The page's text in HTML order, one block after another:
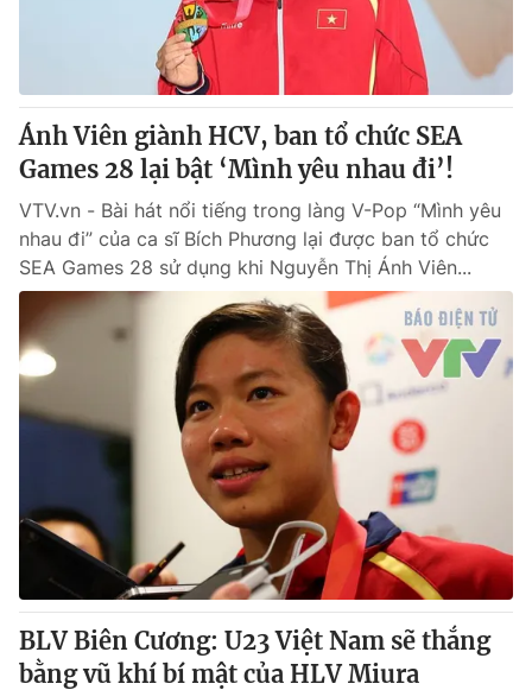
Tư vấn
Lịch phát sóng
Chuyên mục khác
Emagazine Podcast
Photo Infographic
Video Shorts video
VTV Money VTV Thể thao
Bất động sản
Thị trường 24h Tấm lòng Việt
VTV4 Vươn mình bằng AI
VTV9 VTV8
Ánh Viên giành HCV, ban tổ chức SEA
Games 28 lại bật ‘Mình yêu nhau đi’!
VTV.vn - Bài hát nổi tiếng trong làng V-Pop “Mình yêu
nhau đi” của ca sĩ Bích Phương lại được ban tổ chức
SEA Games 28 sử dụng khi Nguyễn Thị Ánh Viên...
BLV Biên Cương: U23 Việt Nam sẽ thắng
bằng vũ khí bí mật của HLV Miura